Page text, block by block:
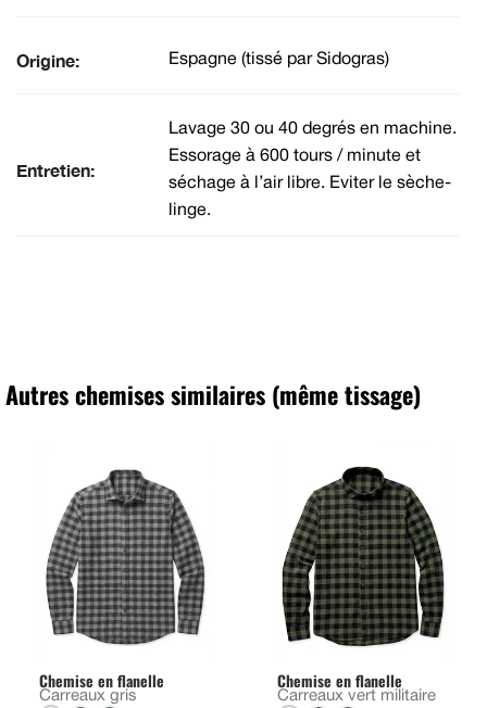
Origine: Espagne (tissé par Sidogras)
Entretien:
Lavage 30 ou 40 degrés en machine.
Essorage à 600 tours / minute et
séchage à l’air libre. Eviter le sèche-
linge.
Autres chemises similaires (même tissage)
Chemise en flanelle
Carreaux gris
Chemise en flanelle
Carreaux vert militaire